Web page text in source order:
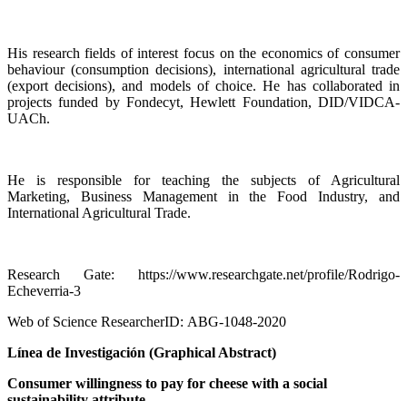
His research fields of interest focus on the economics of consumer
behaviour (consumption decisions), international agricultural trade
(export decisions), and models of choice. He has collaborated in
projects funded by Fondecyt, Hewlett Foundation, DID/VIDCA-
UACh.
He is responsible for teaching the subjects of Agricultural
Marketing, Business Management in the Food Industry, and
International Agricultural Trade.
Research Gate: https://www.researchgate.net/profile/Rodrigo-
Echeverria-3
Web of Science ResearcherID: ABG-1048-2020
Línea de Investigación (Graphical Abstract)
Consumer willingness to pay for cheese with a social